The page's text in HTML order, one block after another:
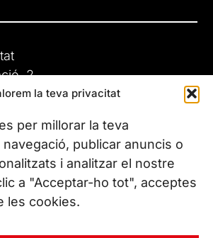
la teva privacitat
per millorar la teva
publicar anuncis o
i analitzar el nostre
a "Acceptar-ho tot", acceptes
les cookies.
2
(Barcelona)
seus
300